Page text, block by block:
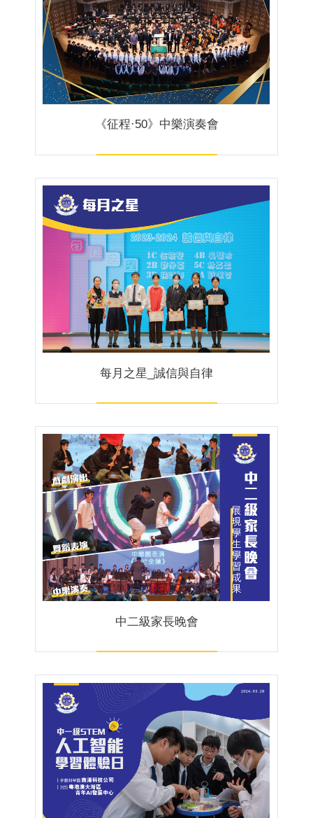
《征程·50》中樂演奏會
每月之星_誠信與自律
中二級家長晚會